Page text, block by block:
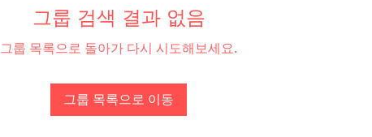
그룹 검색 결과 없음
그룹 목록으로 돌아가 다시 시도해보세요.
그룹 목록으로 이동